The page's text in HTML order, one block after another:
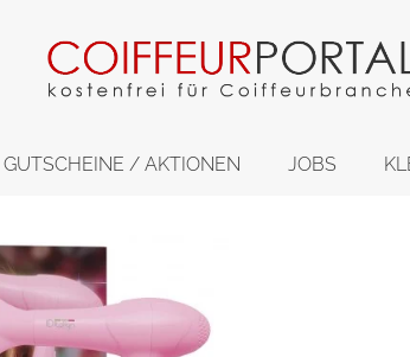
GUTSCHEINE / AKTIONEN JOBS